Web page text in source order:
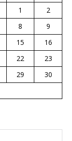
1
2
8
9
15
16
22
23
29
30